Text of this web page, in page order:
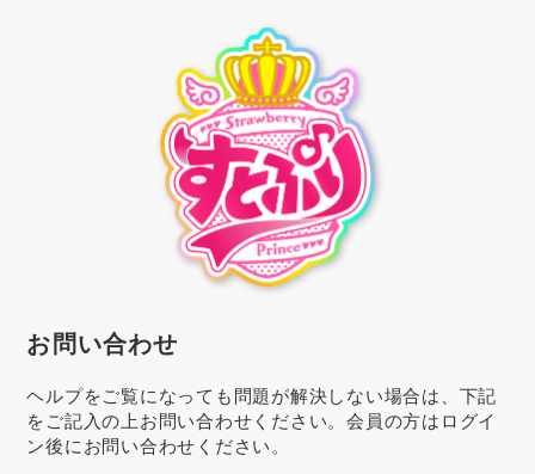
お問い合わせ
ヘルプをご覧になっても問題が解決しない場合は、下記
をご記入の上お問い合わせください。会員の方はログイ
ン後にお問い合わせください。